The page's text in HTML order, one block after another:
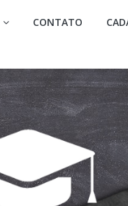
CONTATO